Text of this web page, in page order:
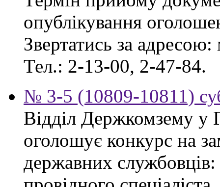
опублікування
Звертатись за
Тел.: 2-13-00, 2-47-84.
№ 3-5 (10809-10811)
Відділ Держкомзему у
оголошує конкурс на
державних службовців: